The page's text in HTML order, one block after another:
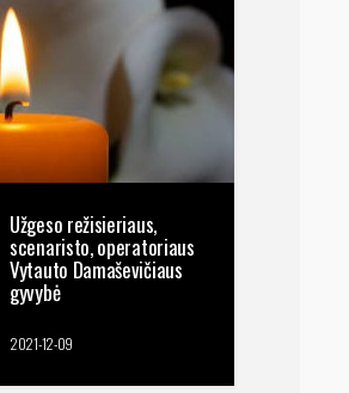
Užgeso režisieriaus,
scenaristo, operatoriaus
Vytauto Damaševičiaus
gyvybė
2021-12-09